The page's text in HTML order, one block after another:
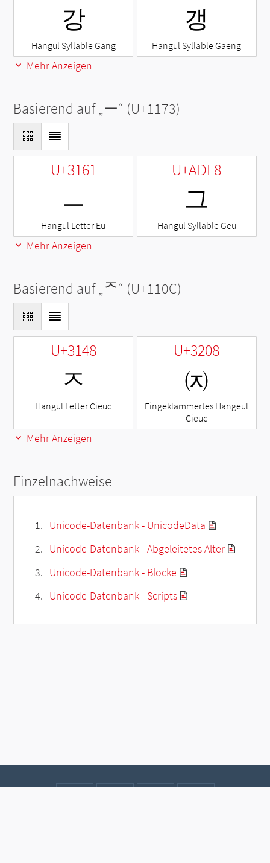
강
Hangul Syllable Gang
갱
Hangul Syllable Gaeng
Mehr Anzeigen
Basierend auf „ᅳ“ (U+1173)
U+3161
ㅡ
Hangul Letter Eu
U+ADF8
그
Hangul Syllable Geu
Mehr Anzeigen
Basierend auf „ᄌ“ (U+110C)
U+3148
ㅈ
Hangul Letter Cieuc
U+3208
㈈
Eingeklammertes Hangeul
Cieuc
Mehr Anzeigen
Einzelnachweise
Unicode-Datenbank - UnicodeData
Unicode-Datenbank - Abgeleitetes Alter
Unicode-Datenbank - Blöcke
Unicode-Datenbank - Scripts